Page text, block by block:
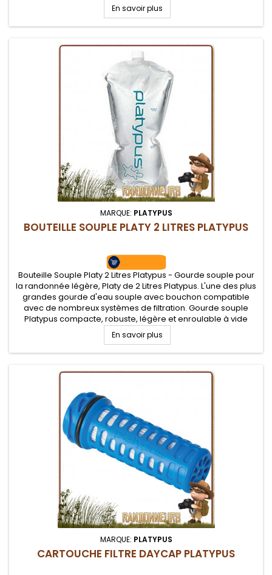
filtrée. Cartouche fibres creuses avec débit de 1 litre par...
En savoir plus
MARQUE: PLATYPUS
BOUTEILLE SOUPLE PLATY 2 LITRES PLATYPUS
Bouteille Souple Platy 2 Litres Platypus - Gourde souple pour
la randonnée légère, Platy de 2 Litres Platypus. L'une des plus
grandes gourde d'eau souple avec bouchon compatible
avec de nombreux systèmes de filtration. Gourde souple
Platypus compacte, robuste, légère et enroulable à vide
pour un gain de place
En savoir plus
MARQUE: PLATYPUS
CARTOUCHE FILTRE DAYCAP PLATYPUS